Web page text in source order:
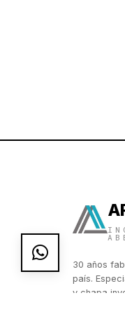
30 años
país.
y chapa